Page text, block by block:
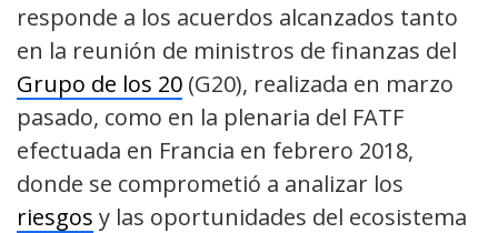
responde a los acuerdos alcanzados tanto
en la reunión de ministros de finanzas del
Grupo de los 20 (G20), realizada en marzo
pasado, como en la plenaria del FATF
efectuada en Francia en febrero 2018,
donde se comprometió a analizar los
riesgos y las oportunidades del ecosistema